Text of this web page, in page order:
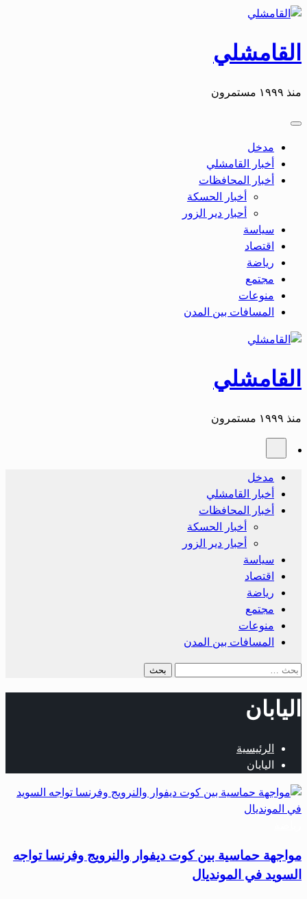
القامشلي
منذ ١٩٩٩ مستمرون
مدخل
أخبار القامشلي
أخبار المحافظات
أخبار الحسكة
أحبار دير الزور
سياسة
اقتصاد
رياضة
مجتمع
منوعات
المسافات بين المدن
القامشلي
منذ ١٩٩٩ مستمرون
مدخل
أخبار القامشلي
أخبار المحافظات
أخبار الحسكة
أحبار دير الزور
سياسة
اقتصاد
رياضة
مجتمع
منوعات
المسافات بين المدن
اليابان
الرئيسية
اليابان
مواجهة حماسية بين كوت ديفوار والنرويج وفرنسا تواجه
السويد في المونديال